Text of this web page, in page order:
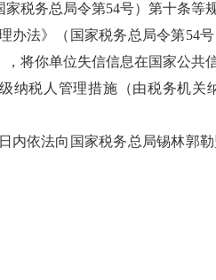
家税务总局令第54号） 第十条等
办法》（国家税务总局令第54
将你单位失信信息在国家公共
税人管理措施（由税务机关
依法向国家税务总局锡林郭